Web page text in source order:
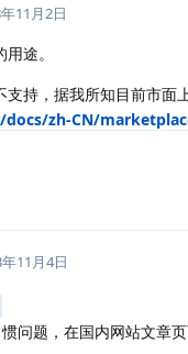
11月2日
途。
支持，据我所知目前市
zh-CN/
11月4日
问题，在国内网站文章